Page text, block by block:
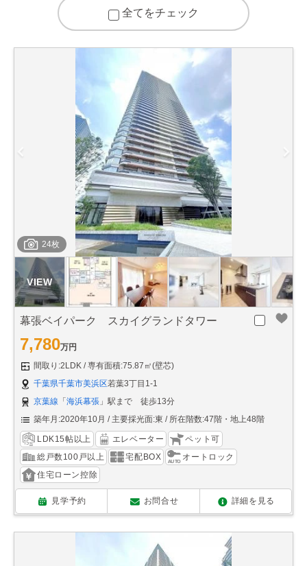
全てをチェック
24枚
幕張ベイパーク スカイグランドタワー
7,780万円
間取り:2LDK
専有面積:75.87㎡(壁芯)
千葉県千葉市美浜区若葉3丁目1-1
京葉線 「 海浜幕張 」駅まで 徒歩13分
築年月:2020年10月
主要採光面:東 所在階数:47階・地上48階
LDK15帖以上 エレベーター
ペット可
総戸数100戸以上
宅配BOX
オートロック
住宅ローン控除
見学予約 お問合せ 詳細を見る